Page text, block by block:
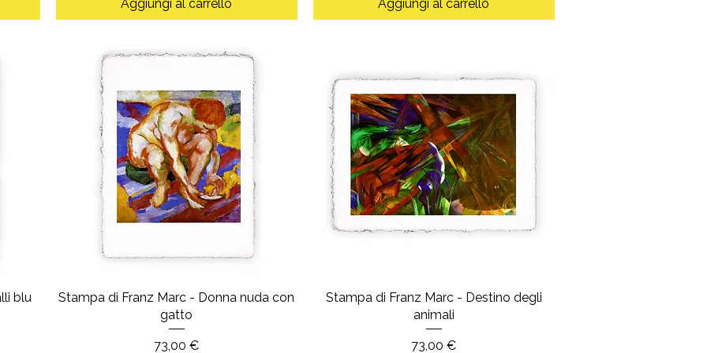
Aggiungi al carrello Aggiungi al carrello
blu
Stampa di Franz Marc - Donna nuda con
gatto
Prezzo
73,00 €
Stampa di Franz Marc - Destino degli
animali
Prezzo
73,00 €